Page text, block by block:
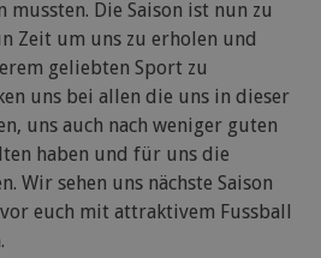
mussten. Die Saison ist nun zu
Zeit um uns zu erholen und
geliebten Sport zu
uns bei allen die uns in dieser
uns auch nach weniger guten
haben und für uns die
Wir sehen uns nächste Saison
euch mit attraktivem Fussball